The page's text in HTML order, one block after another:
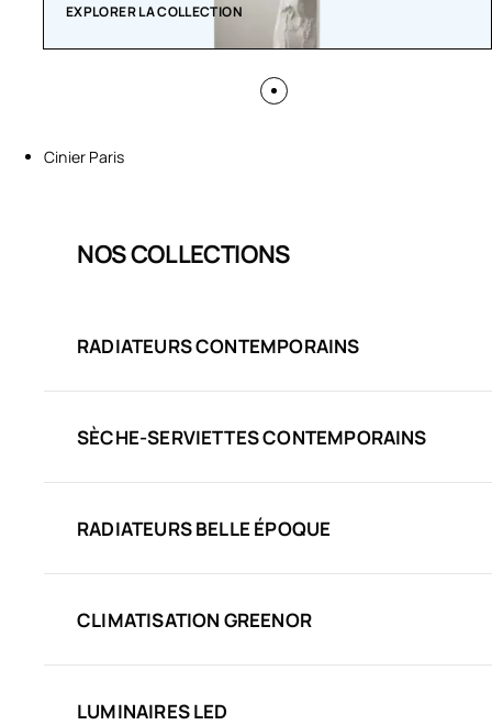
EXPLORER LA COLLECTION
Cinier Paris
NOS COLLECTIONS
RADIATEURS CONTEMPORAINS
SÈCHE-SERVIETTES CONTEMPORAINS
RADIATEURS BELLE ÉPOQUE
CLIMATISATION GREENOR
LUMINAIRES LED